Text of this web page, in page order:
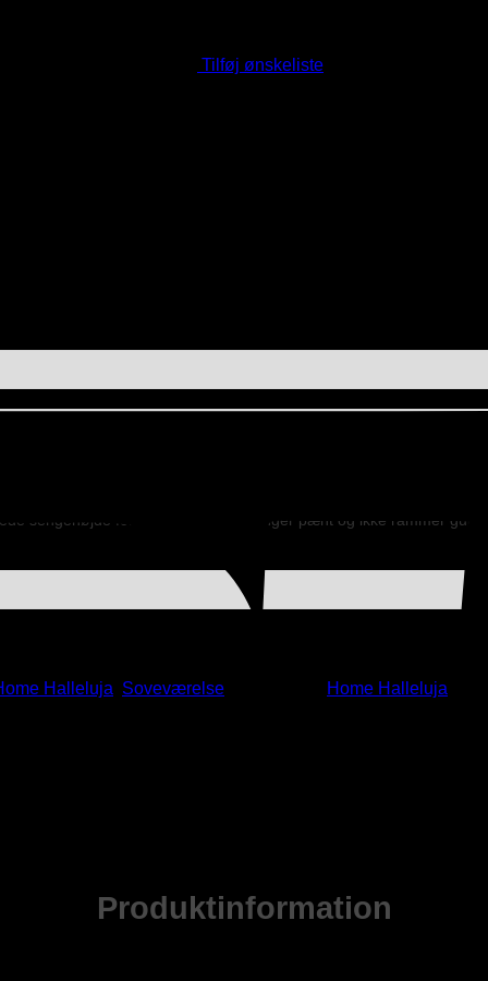
Tilføj ønskeliste
sengehøjde for at sikre, at det hænger pænt og ikke rammer
Halleluja Soveværelse Home Halleluja
Produktinformation